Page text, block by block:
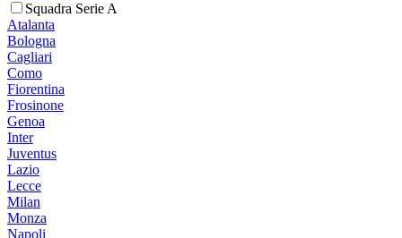
Squadra Serie A
Atalanta
Bologna
Cagliari
Como
Fiorentina
Frosinone
Genoa
Inter
Juventus
Lazio
Lecce
Milan
Monza
Napoli